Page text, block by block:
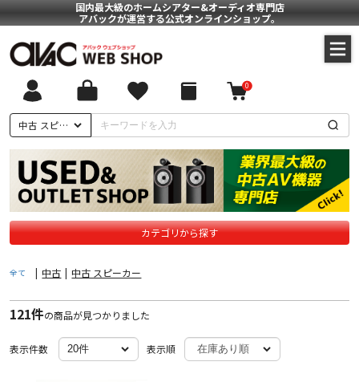
国内最大級のホームシアター&オーディオ専門店
アバックが運営する公式オンラインショップ。
中古 スピーカー
0
カテゴリから探す
全て | 中古 | 中古 スピーカー
121件の商品が見つかりました
表示件数 表示順
いて
基づく表記
リシー